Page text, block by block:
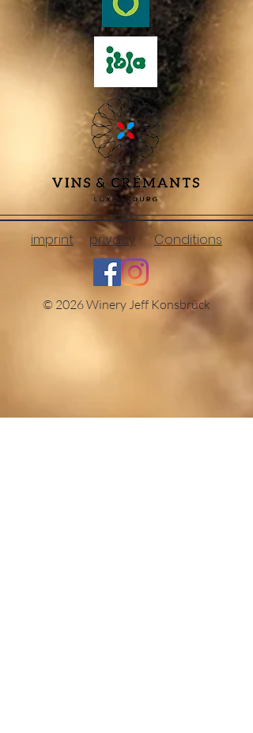
imprint privacy Conditions
© 2026 Winery Jeff Konsbrück